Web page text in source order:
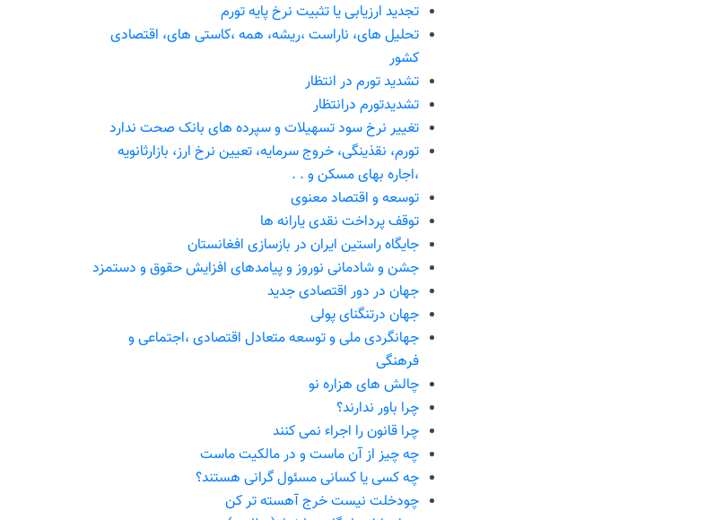
تجدید ارزیابی یا تثبیت نرخ پایه تورم
تحلیل های، ناراست ،ریشه، همه ،کاستی های، اقتصادی
کشور
تشدید تورم در انتظار
تشدیدتورم درانتظار
تغییر نرخ سود تسهیلات و سپرده های بانک صحت ندارد
تورم، نقذینگی، خروج سرمایه، تعیین نرخ ارز، بازارثانویه
،اجاره بهای مسکن و . .
توسعه و اقتصاد معنوی
توقف پرداخت نقدی یارانه ها
جایگاه راستین ایران در بازسازی افغانستان
جشن و شادمانی نوروز و پیامدهای افزایش حقوق و دستمزد
جهان در دور اقتصادی جدید
جهان درتنگنای پولی
جهانگردی ملی و توسعه متعادل اقتصادی ،اجتماعی و
فرهنگی
چالش های هزاره نو
چرا باور ندارند؟
چرا قانون را اجراء نمی کنند
چه چیز از آن ماست و در مالکیت ماست
چه کسی یا کسانی مسئول گرانی هستند؟
چودخلت نیست خرج آهسته تر کن